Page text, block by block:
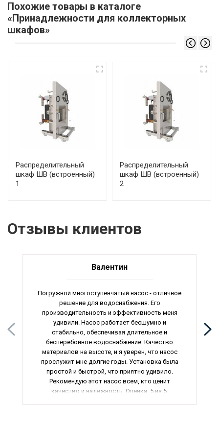
Похожие товары в каталоге
«Принадлежности для коллекторных
шкафов»
Распределительный
шкаф ШВ (встроенный)
1
Распределительный
шкаф ШВ (встроенный)
2
Отзывы клиентов
Валентин
Погружной многоступенчатый насос - отличное
решение для водоснабжения. Его
производительность и эффективность меня
удивили. Насос работает бесшумно и
стабильно, обеспечивая длительное и
бесперебойное водоснабжение. Качество
материалов на высоте, и я уверен, что насос
прослужит мне долгие годы. Установка была
простой и быстрой, что приятно удивило.
Рекомендую этот насос всем, кто ценит
качество и надежность. Оценка: 5 из 5.